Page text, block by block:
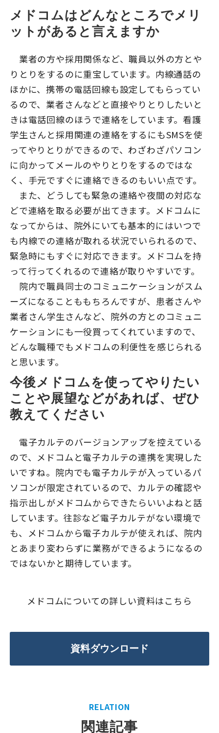
メドコムはどんなところでメリ
ットがあると言えますか
業者の方や採用関係など、職員以外の方とや
りとりをするのに重宝しています。内線通話の
ほかに、携帯の電話回線も設定してもらってい
るので、業者さんなどと直接やりとりしたいと
きは電話回線のほうで連絡をしています。看護
学生さんと採用関連の連絡をするにもSMSを使
ってやりとりができるので、わざわざパソコン
に向かってメールのやりとりをするのではな
く、手元ですぐに連絡できるのもいい点です。
また、どうしても緊急の連絡や夜間の対応な
どで連絡を取る必要が出てきます。メドコムに
なってからは、院外にいても基本的にはいつで
も内線での連絡が取れる状況でいられるので、
緊急時にもすぐに対応できます。メドコムを持
って行ってくれるので連絡が取りやすいです。
院内で職員同士のコミュニケーションがスム
ーズになることももちろんですが、患者さんや
業者さん学生さんなど、院外の方とのコミュニ
ケーションにも一役買ってくれていますので、
どんな職種でもメドコムの利便性を感じられる
と思います。
今後メドコムを使ってやりたい
ことや展望などがあれば、ぜひ
教えてください
電子カルテのバージョンアップを控えている
ので、メドコムと電子カルテの連携を実現した
いですね。院内でも電子カルテが入っているパ
ソコンが限定されているので、カルテの確認や
指示出しがメドコムからできたらいいよねと話
しています。往診など電子カルテがない環境で
も、メドコムから電子カルテが使えれば、院内
とあまり変わらずに業務ができるようになるの
ではないかと期待しています。
メドコムについての詳しい資料はこちら
資料ダウンロード
RELATION
関連記事